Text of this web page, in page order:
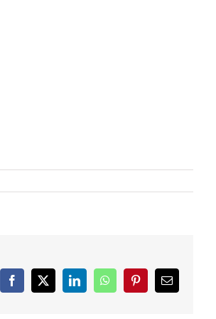
Facebook
X LinkedInWhatsAppPinterestEmail